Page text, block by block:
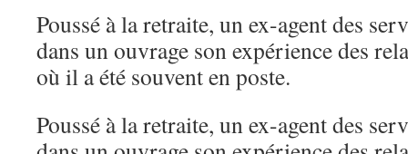
Poussé à la retraite, un ex-agent des
dans un ouvrage son expérience des
où il a été souvent en poste.
Poussé à la retraite, un ex-agent des